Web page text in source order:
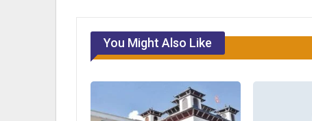
You Might Also Like